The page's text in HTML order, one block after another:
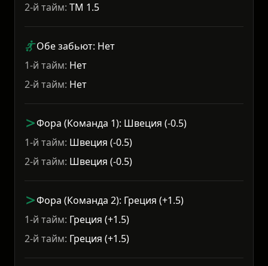
2-й тайм: ТМ 1.5
Обе забьют: Нет
1-й тайм: Нет
2-й тайм: Нет
Фора (Команда 1): Швеция (-0.5)
1-й тайм: Швеция (-0.5)
2-й тайм: Швеция (-0.5)
Фора (Команда 2): Греция (+1.5)
1-й тайм: Греция (+1.5)
2-й тайм: Греция (+1.5)